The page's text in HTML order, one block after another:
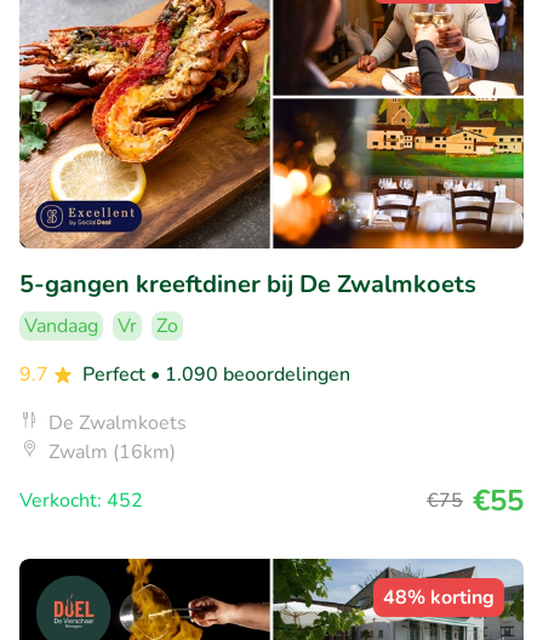
5-gangen kreeftdiner bij De Zwalmkoets
Vandaag Vr
Zo
9.7
Perfect • 1.090 beoordelingen
De Zwalmkoets
Zwalm (16km)
Verkocht: 452
€75 €55
48% korting